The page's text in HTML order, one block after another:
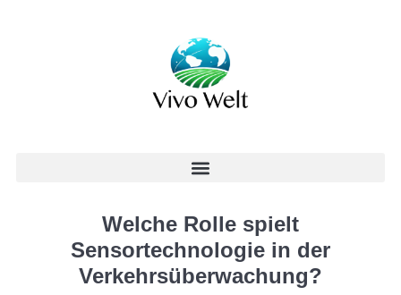
Welche Rolle spielt
Sensortechnologie in der
Verkehrsüberwachung?